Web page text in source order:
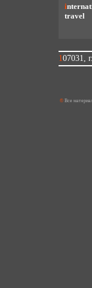
international property &
travel
© Все материалы данного сайта являются объектами авторского права (в том числе дизайн). Запрещается копирование, распространение (в том числе путем копирования на другие сайты и ресурсы в Интернете) или любое